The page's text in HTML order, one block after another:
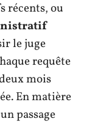
récents, ou
le juge
requête
mois
En matière
passage